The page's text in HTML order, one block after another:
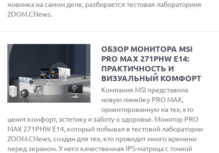
новинка на самом деле, разбирается тестовая лабораториия
ZOOM.CNews.
ОБЗОР МОНИТОРА MSI
PRO MAX 271PHW E14:
ПРАКТИЧНОСТЬ И
ВИЗУАЛЬНЫЙ КОМФОРТ
Компания MSI представила
новую линейку PRO MAX,
ориентированную на тех, кто
ценит комфорт, эстетику и заботу о здоровье. Монитор PRO
MAX 271PHW E14, который побывал в тестовой лаборатории
ZOOM.CNews, создан для тех, кто проводит много времени
перед экраном. У него качественная IPS-матрица с точной